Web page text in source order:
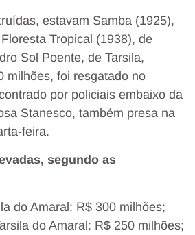
estavam Samba (1925),
Tropical (1938), de
Sol Poente, de Tarsila,
milhões, foi resgatado no
por policiais embaixo da
Stanesco, também presa na
feira.
segundo as
do Amaral: R$ 300 milhões;
do Amaral: R$ 250 milhões;